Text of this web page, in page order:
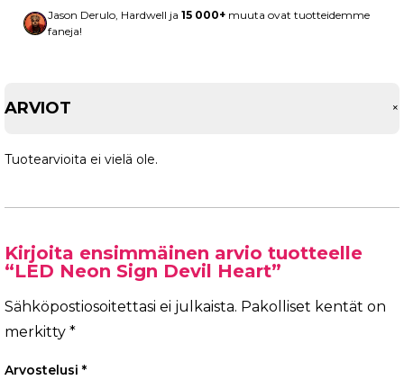
Jason Derulo, Hardwell ja 15 000+ muuta ovat tuotteidemme
faneja!
ARVIOT +
Tuotearvioita ei vielä ole.
Kirjoita ensimmäinen arvio tuotteelle
“LED Neon Sign Devil Heart”
Sähköpostiosoitettasi ei julkaista. Pakolliset kentät on
merkitty *
Arvostelusi *